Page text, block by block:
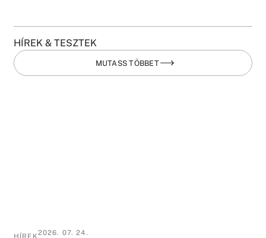
HÍREK & TESZTEK
MUTASS TÖBBET
HÍREK2026. 07. 24.